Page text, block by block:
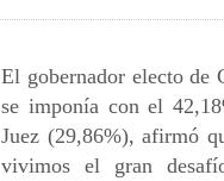
El gobernador electo de
se imponía con el
Juez (29,86%), afirmó
vivimos el gran